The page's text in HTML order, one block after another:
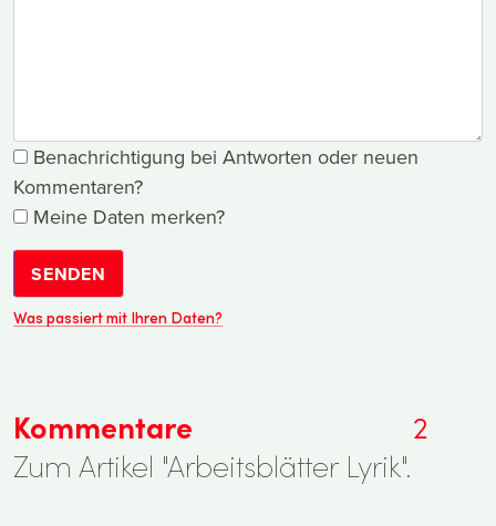
Benachrichtigung bei Antworten oder neuen
Kommentaren?
Meine Daten merken?
SENDEN
Was passiert mit Ihren Daten?
Kommentare
2
Zum Artikel "Arbeitsblätter Lyrik".